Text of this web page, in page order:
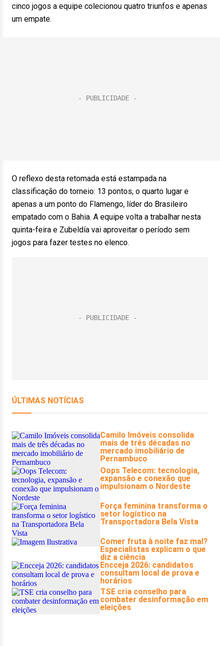
cinco jogos a equipe colecionou quatro triunfos e apenas
um empate.
O reflexo desta retomada está estampada na
classificação do torneio: 13 pontos, o quarto lugar e
apenas a um ponto do Flamengo, líder do Brasileiro
empatado com o Bahia. A equipe volta a trabalhar nesta
quinta-feira e Zubeldía vai aproveitar o período sem
jogos para fazer testes no elenco.